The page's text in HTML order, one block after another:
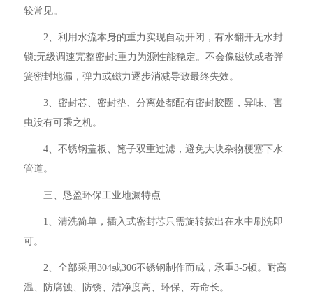
较常见。
2、利用水流本身的重力实现自动开闭，有水翻开无水封
锁;无级调速完整密封;重力为源性能稳定。不会像磁铁或者弹
簧密封地漏，弹力或磁力逐步消减导致最终失效。
3、密封芯、密封垫、分离处都配有密封胶圈，异味、害
虫没有可乘之机。
4、不锈钢盖板、篦子双重过滤，避免大块杂物梗塞下水
管道。
三、恳盈环保工业地漏特点
1、清洗简单，插入式密封芯只需旋转拔出在水中刷洗即
可。
2、全部采用304或306不锈钢制作而成，承重3-5顿。耐高
温、防腐蚀、防锈、洁净度高、环保、寿命长。